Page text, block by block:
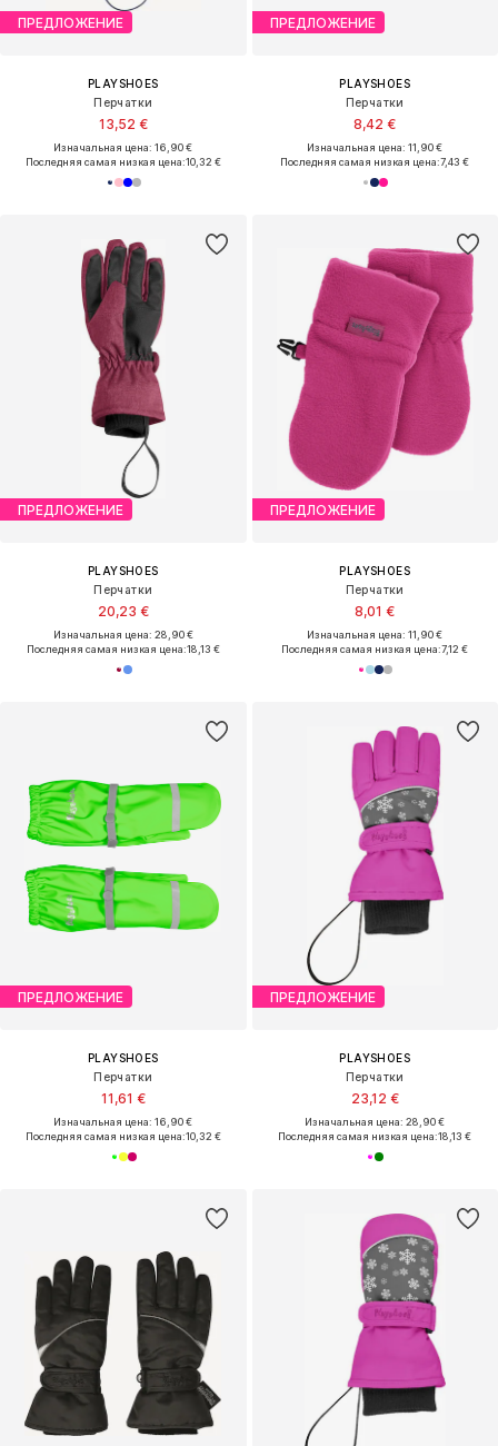
ПРЕДЛОЖЕНИЕ
PLAYSHOES
Перчатки
13,52 €
Изначальная цена: 16,90 €
Последняя самая низкая цена:10,32 €
ПРЕДЛОЖЕНИЕ
PLAYSHOES
Перчатки
8,42 €
Изначальная цена: 11,90 €
Последняя самая низкая цена:7,43 €
ПРЕДЛОЖЕНИЕ
PLAYSHOES
Перчатки
20,23 €
Изначальная цена: 28,90 €
Последняя самая низкая цена:18,13 €
ПРЕДЛОЖЕНИЕ
PLAYSHOES
Перчатки
8,01 €
Изначальная цена: 11,90 €
Последняя самая низкая цена:7,12 €
ПРЕДЛОЖЕНИЕ
PLAYSHOES
Перчатки
11,61 €
Изначальная цена: 16,90 €
Последняя самая низкая цена:10,32 €
ПРЕДЛОЖЕНИЕ
PLAYSHOES
Перчатки
23,12 €
Изначальная цена: 28,90 €
Последняя самая низкая цена:18,13 €